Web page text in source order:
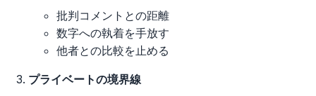
批判コメントとの距離
数字への執着を手放す
他者との比較を止める
プライベートの境界線